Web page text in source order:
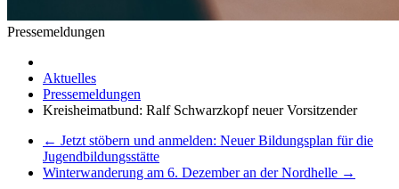
Pressemeldungen
Aktuelles
Pressemeldungen
Kreisheimatbund: Ralf Schwarzkopf neuer Vorsitzender
← Jetzt stöbern und anmelden: Neuer Bildungsplan für die
Jugendbildungsstätte
Winterwanderung am 6. Dezember an der Nordhelle →